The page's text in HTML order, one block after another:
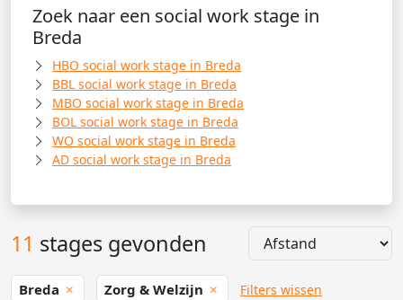
Zoek naar een social work stage in
Breda
HBO social work stage in Breda
BBL social work stage in Breda
MBO social work stage in Breda
BOL social work stage in Breda
WO social work stage in Breda
AD social work stage in Breda
11 stages gevonden
Breda Zorg & Welzijn Filters wissen